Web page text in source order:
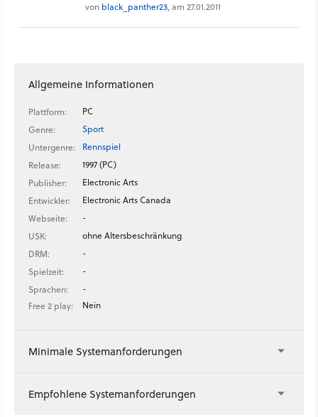
von black_panther23, am 27.01.2011
Allgemeine Informationen
Plattform:
PC
Genre:
Sport
Untergenre:
Rennspiel
Release:
1997 (PC)
Publisher:
Electronic Arts
Entwickler:
Electronic Arts Canada
Webseite:
-
USK:
ohne Altersbeschränkung
DRM:
-
Spielzeit:
-
Sprachen:
-
Free 2 play:
Nein
Minimale Systemanforderungen
Empfohlene Systemanforderungen